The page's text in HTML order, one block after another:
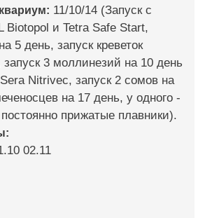
11/10/14 (Запуск с
Biotopol и Tetra Safe Start,
5 день, запуск креветок
3 моллинезий на 10 день
Nitrivec, запуск 2 сомов на
на 17 день, у одного -
прижатые плавники).
02.11